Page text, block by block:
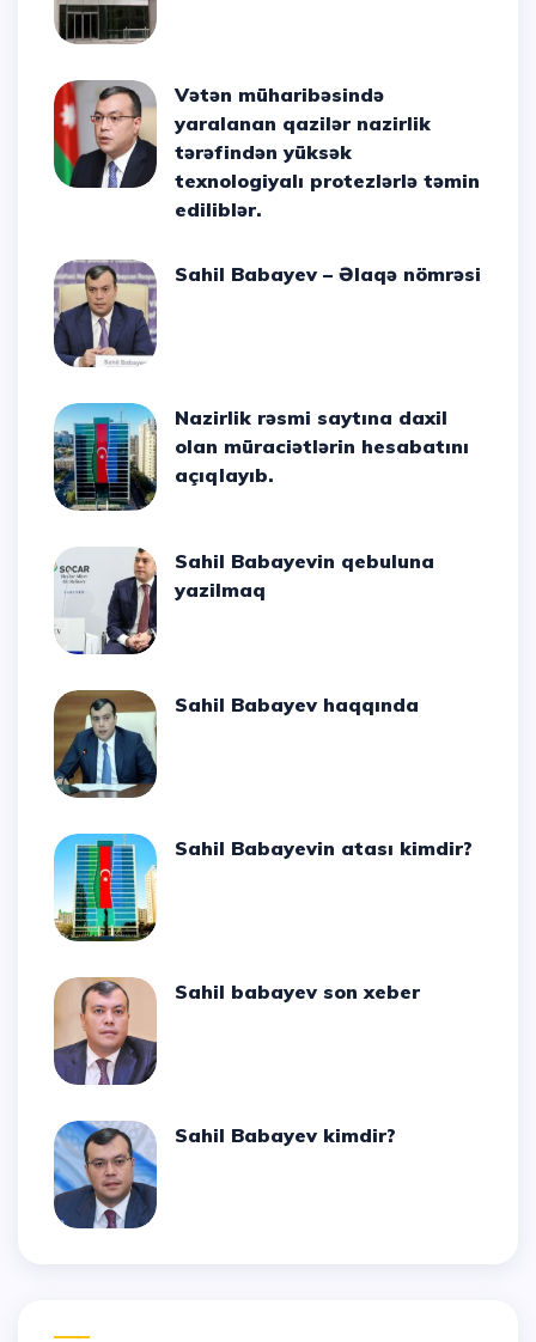
Vətən müharibəsində
yaralanan qazilər nazirlik
tərəfindən yüksək
texnologiyalı protezlərlə təmin
ediliblər.
Sahil Babayev – Əlaqə nömrəsi
Nazirlik rəsmi saytına daxil
olan müraciətlərin hesabatını
açıqlayıb.
Sahil Babayevin qebuluna
yazilmaq
Sahil Babayev haqqında
Sahil Babayevin atası kimdir?
Sahil babayev son xeber
Sahil Babayev kimdir?